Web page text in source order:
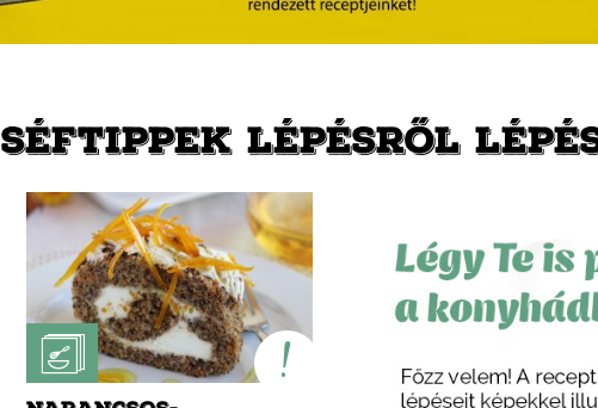
SÉFTIPPEK LÉPÉSRŐL